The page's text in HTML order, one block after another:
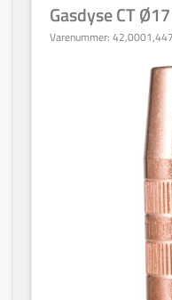
Gasdyse CT
Varenummer: